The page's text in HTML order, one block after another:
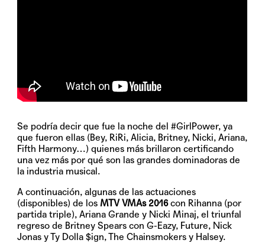
Se podría decir que fue la noche del#GirlPower, ya
que fueron ellas (Bey, RiRi, Alicia, Britney, Nicki, Ariana,
Fifth Harmony…) quienes más brillaron certificando
una vez más por qué son las grandes dominadoras de
la industria musical.
A continuación, algunas de las actuaciones
(disponibles) de los MTV VMAs 2016con Rihanna (por
partida triple), Ariana Grande y Nicki Minaj, el triunfal
regreso de Britney Spears con G-Eazy, Future, Nick
Jonas y Ty Dolla $ign, The Chainsmokers y Halsey.